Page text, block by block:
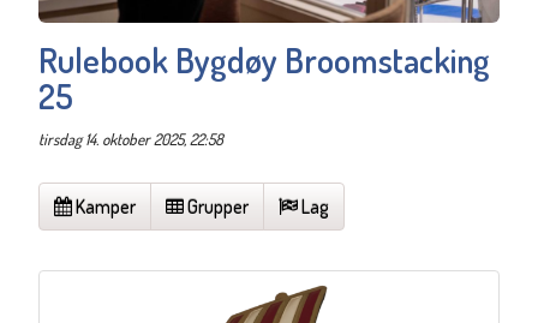
Rulebook Bygdøy Broomstacking
25
tirsdag 14. oktober 2025, 22:58
Kamper Grupper Lag